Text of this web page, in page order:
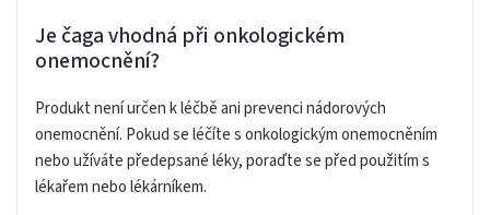
Je čaga vhodná při onkologickém
onemocnění?
Produkt není určen k léčbě ani prevenci nádorových
onemocnění. Pokud se léčíte s onkologickým onemocněním
nebo užíváte předepsané léky, poraďte se před použitím s
lékařem nebo lékárníkem.